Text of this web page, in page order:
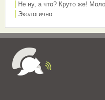
Не ну, а что? Круто же!
Экологично